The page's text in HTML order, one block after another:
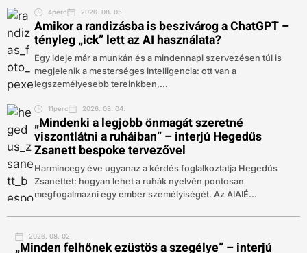
4perc 2026. 08. 05.
Amikor a randizásba is beszivárog a ChatGPT –
tényleg „ick” lett az AI használata?
Egy ideje már a munkán és a mindennapi szervezésen túl is
megjelenik a mesterséges intelligencia: ott van a
legszemélyesebb tereinkben,...
11perc 2026. 08. 04.
„Mindenki a legjobb önmagát szeretné
viszontlátni a ruháiban” – interjú Hegedűs
Zsanett bespoke tervezővel
Harmincegy éve ugyanaz a kérdés foglalkoztatja Hegedűs
Zsanettet: hogyan lehet a ruhák nyelvén pontosan
megfogalmazni egy ember személyiségét. Az AIAIÉ...
2026. 08. 02.
„Minden felhőnek ezüstös a szegélye” – interjú